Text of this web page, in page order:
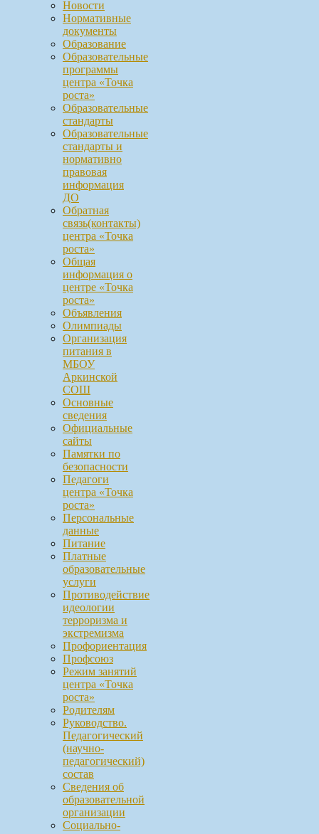
Новости
Нормативные
документы
Образование
Образовательные
программы
центра «Точка
роста»
Образовательные
стандарты
Образовательные
стандарты и
нормативно
правовая
информация
ДО
Обратная
связь(контакты)
центра «Точка
роста»
Общая
информация о
центре «Точка
роста»
Объявления
Олимпиады
Организация
питания в
МБОУ
Аркинской
СОШ
Основные
сведения
Официальные
сайты
Памятки по
безопасности
Педагоги
центра «Точка
роста»
Персональные
данные
Питание
Платные
образовательные
услуги
Противодействие
идеологии
терроризма и
экстремизма
Профориентация
Профсоюз
Режим занятий
центра «Точка
роста»
Родителям
Руководство.
Педагогический
(научно-
педагогический)
состав
Сведения об
образовательной
организации
Социально-